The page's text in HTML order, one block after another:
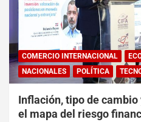
COMERCIO INTERNACIONAL
NACIONALES
POLÍTICA
Inflación, tipo de
el mapa del riesgo